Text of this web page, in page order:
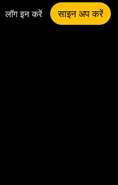
लॉग इन करें साइन अप करें